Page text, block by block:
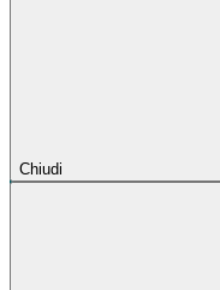
Chiudi